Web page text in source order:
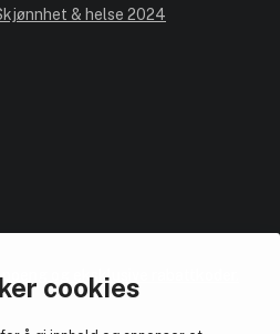
cookies
og eksklusive rabattkoder.